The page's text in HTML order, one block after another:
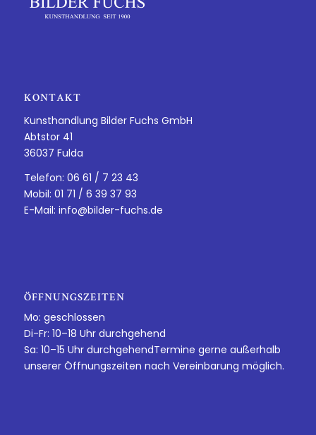
KONTAKT
Kunsthandlung Bilder Fuchs GmbH
Abtstor 41
36037 Fulda
Telefon: 06 61 / 7 23 43
Mobil: 01 71 / 6 39 37 93
E-Mail: info@bilder-fuchs.de
ÖFFNUNGSZEITEN
Mo: geschlossen
Di-Fr: 10–18 Uhr durchgehend
Sa: 10–15 Uhr durchgehendTermine gerne außerhalb
unserer Öffnungszeiten nach Vereinbarung möglich.